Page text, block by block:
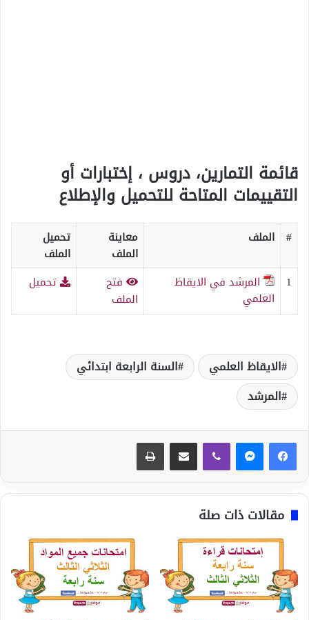
قائمة التمارين، دروس ، إختبارات أو
التقييمات المتاحة للتحميل والإطلاع
# الملف
معاينة
الملف
تحميل
الملف
1
المرشد في الايقاظ
العلمي
فتح
الملف
تحميل
الايقاظ العلمي
السنة الرابعة ابتدائي
المرشد
مقالات ذات صلة